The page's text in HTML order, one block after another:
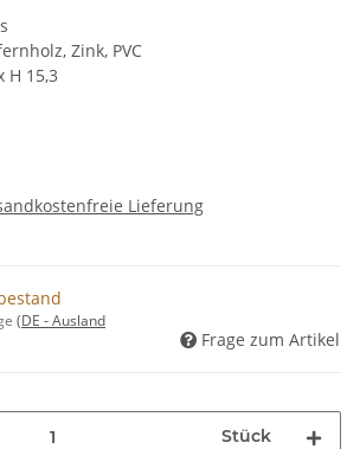
Zink, PVC
H 15,3
Lieferung
(DE - Ausland
Frage zum Artikel
Stück